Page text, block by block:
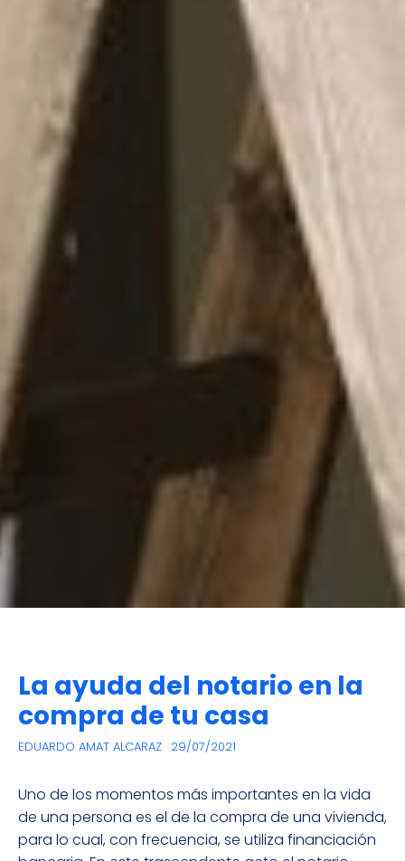
La ayuda del notario en la
compra de tu casa
EDUARDO AMAT ALCARAZ 29/07/2021
Uno de los momentos más importantes en la vida
de una persona es el de la compra de una vivienda,
para lo cual, con frecuencia, se utiliza financiación